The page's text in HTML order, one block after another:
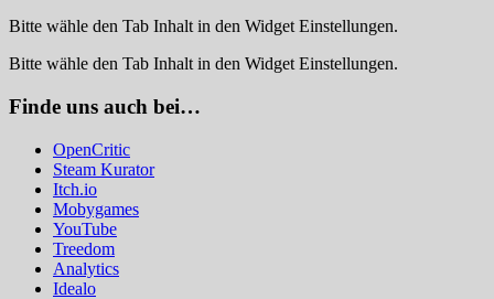
Bitte wähle den Tab Inhalt in den Widget Einstellungen.
Bitte wähle den Tab Inhalt in den Widget Einstellungen.
Finde uns auch bei…
OpenCritic
Steam Kurator
Itch.io
Mobygames
YouTube
Treedom
Analytics
Idealo